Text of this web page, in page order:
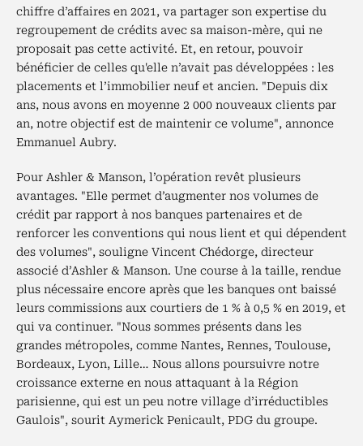
chiffre d’affaires en 2021, va partager son expertise du
regroupement de crédits avec sa maison-mère, qui ne
proposait pas cette activité. Et, en retour, pouvoir
bénéficier de celles qu'elle n’avait pas développées : les
placements et l’immobilier neuf et ancien. "Depuis dix
ans, nous avons en moyenne 2 000 nouveaux clients par
an, notre objectif est de maintenir ce volume", annonce
Emmanuel Aubry.
Pour Ashler & Manson, l’opération revêt plusieurs
avantages. "Elle permet d’augmenter nos volumes de
crédit par rapport à nos banques partenaires et de
renforcer les conventions qui nous lient et qui dépendent
des volumes", souligne Vincent Chédorge, directeur
associé d’Ashler & Manson. Une course à la taille, rendue
plus nécessaire encore après que les banques ont baissé
leurs commissions aux courtiers de 1 % à 0,5 % en 2019, et
qui va continuer. "Nous sommes présents dans les
grandes métropoles, comme Nantes, Rennes, Toulouse,
Bordeaux, Lyon, Lille… Nous allons poursuivre notre
croissance externe en nous attaquant à la Région
parisienne, qui est un peu notre village d’irréductibles
Gaulois", sourit Aymerick Penicault, PDG du groupe.